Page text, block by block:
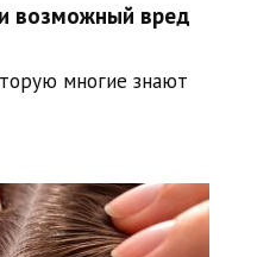
возможный вред
многие знают